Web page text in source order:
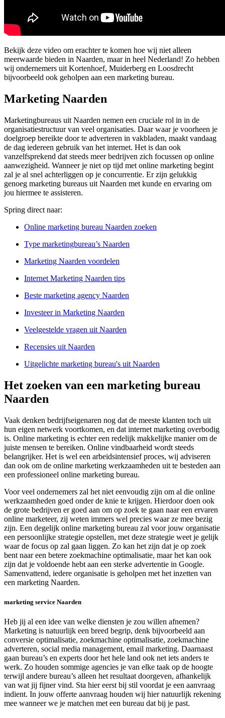
Bekijk deze video om erachter te komen hoe wij niet alleen
meerwaarde bieden in Naarden, maar in heel Nederland! Zo hebben
wij ondernemers uit Kortenhoef, Muiderberg en Loosdrecht
bijvoorbeeld ook geholpen aan een marketing bureau.
Marketing Naarden
Marketingbureaus uit Naarden nemen een cruciale rol in in de
organisatiestructuur van veel organisaties. Daar waar je voorheen je
doelgroep bereikte door te adverteren in vakbladen, maakt vandaag
de dag iedereen gebruik van het internet. Het is dan ook
vanzelfsprekend dat steeds meer bedrijven zich focussen op online
aanwezigheid. Wanneer je niet op tijd met online marketing begint
zal je al snel achterliggen op je concurrentie. Er zijn gelukkig
genoeg marketing bureaus uit Naarden met kunde en ervaring om
jou hiermee te assisteren.
Spring direct naar:
Online marketing bureau Naarden zoeken
Type marketingbureau’s Naarden
Marketing Naarden voordelen
Internet Marketing Naarden tips
Beste marketing agency Naarden
Investeer in Marketing Naarden
Veelgestelde vragen uit Naarden
Recensies uit Naarden
Uitgelichte marketing bureau's uit Naarden
Het zoeken van een marketing bureau
Naarden
Vaak denken bedrijfseigenaren nog dat de meeste klanten toch uit
hun eigen netwerk voortkomen, en dat internet marketing overbodig
is. Online marketing is echter een redelijk makkelijke manier om de
juiste mensen te bereiken. Online vindbaarheid wordt steeds
belangrijker. Het is wel een arbeidsintensief proces, wij adviseren
dan ook om de online marketing werkzaamheden uit te besteden aan
een professioneel online marketing bureau.
Voor veel ondernemers zal het niet eenvoudig zijn om al die online
werkzaamheden goed onder de knie te krijgen. Hierdoor doen ook
de grote bedrijven er goed aan om op zoek te gaan naar een ervaren
online marketeer, zij weten immers wel precies waar ze mee bezig
zijn. Een degelijk online marketing bureau zal voor jouw organisatie
een persoonlijke strategie opstellen, met deze strategie weet je gelijk
waar de focus op zal gaan liggen. Zo kan het zijn dat je op zoek
bent naar een betere zoekmachine optimalisatie, maar het kan ook
zijn dat je voldoende hebt aan een sterke advertentie in Google.
Samenvattend, iedere organisatie is geholpen met het inzetten van
een marketing Naarden.
marketing service Naarden
Heb jij al een idee van welke diensten je zou willen afnemen?
Marketing is natuurlijk een breed begrip, denk bijvoorbeeld aan
conversie optimalisatie, zoekmachine optimalisatie, zoekmachine
adverteren, social media management, email marketing. Daarnaast
gaan bureau’s en experts door het hele land ook net iets anders te
werk. Zo houden sommige agencies je van elke taak op de hoogte
terwijl andere bureau’s alleen het resultaat doorgeven, afhankelijk
van wat jij fijner vind. Sta hier eerst bij stil voordat je een aanvraag
indient. In jouw offerte aanvraag houden wij hier natuurlijk rekening
mee wanneer we je matchen met een bureau dat bij je past.